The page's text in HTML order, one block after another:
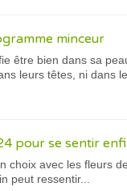
minceur
être bien dans sa
leurs têtes, ni dans
pour se sentir
choix avec les fleurs
peut ressentir...